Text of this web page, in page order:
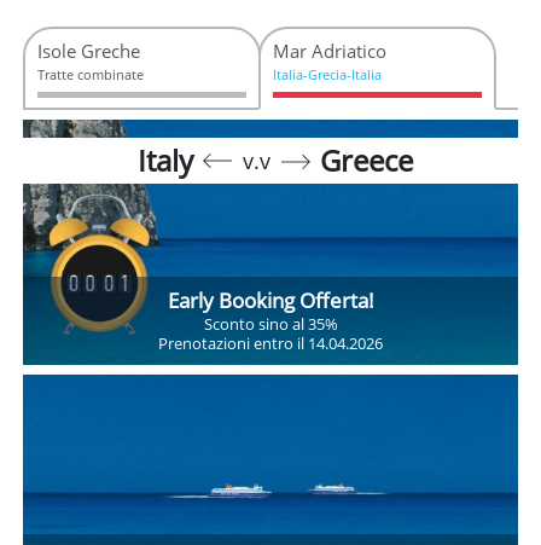
Isole Greche
Tratte combinate
Mar Adriatico
Italia-Grecia-Italia
Italy v.v Greece
Early Booking Offerta!
Sconto sino al 35%
Prenotazioni entro il 14.04.2026